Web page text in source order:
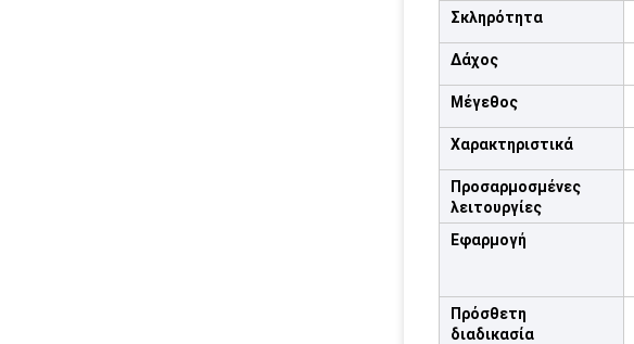
Σκληρότητα
Δάχος
Μέγεθος
Χαρακτηριστικά
Προσαρμοσμένες
λειτουργίες
Εφαρμογή
Πρόσθετη
διαδικασία